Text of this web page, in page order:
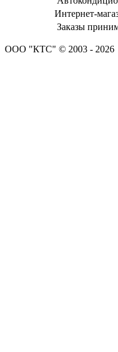
Интернет-
Заказы
ООО "КТС" © 2003 - 2026